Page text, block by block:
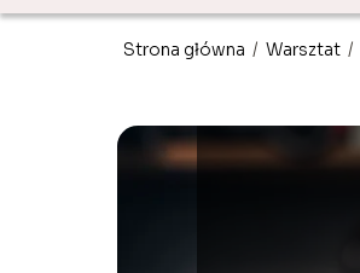
Strona główna / Warsztat /